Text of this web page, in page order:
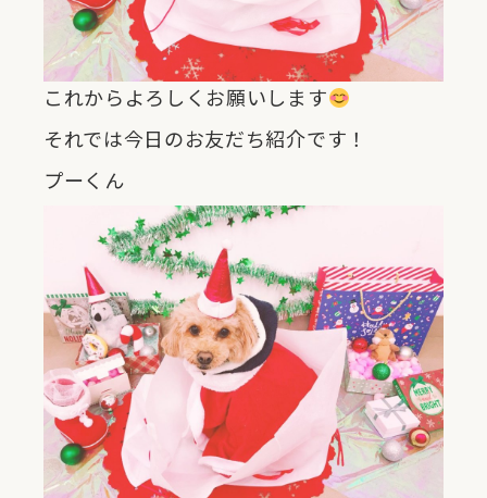
これからよろしくお願いします
それでは今日のお友だち紹介です！
プーくん